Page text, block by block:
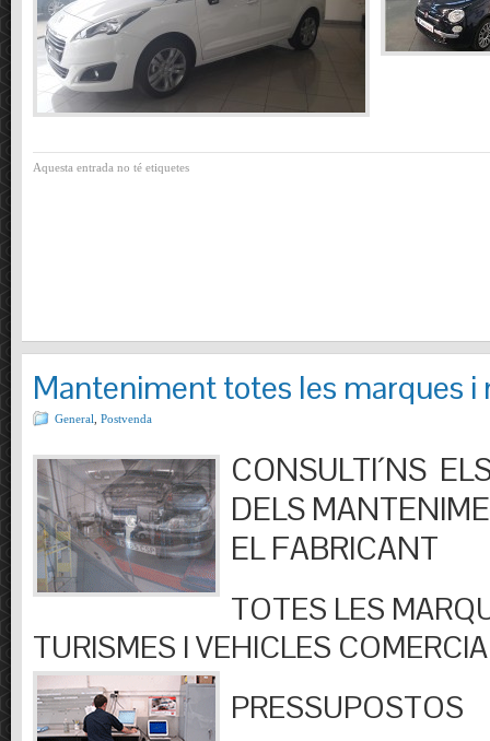
Aquesta entrada no té etiquetes
Manteniment totes les marques i
General Postvenda
CONSULTI´NS
DELS
EL FABRICANT
TOTES LES
TURISMES I VEHICLES
PRESSUPOSTOS